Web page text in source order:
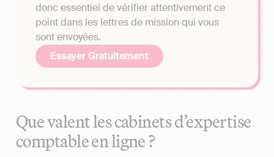
donc essentiel de vérifier attentivement ce
point dans les lettres de mission qui vous
sont envoyées.
Essayer Gratuitement
Que valent les cabinets d’expertise
comptable en ligne ?